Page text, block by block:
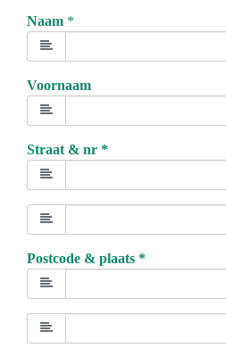
Naam *
Voornaam
Straat & nr *
Postcode & plaats *